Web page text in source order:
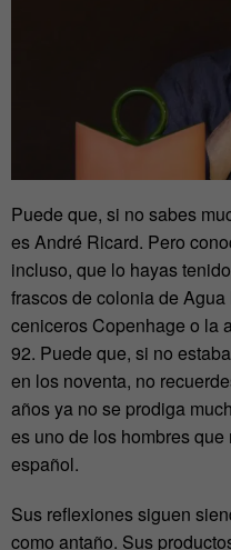
Puede que, si no sabes
es André Ricard. Pero
incluso, que lo hayas
frascos de colonia de
ceniceros Copenhage o la
92. Puede que, si no
en los noventa, no
años ya no se prodiga
es uno de los hombres
español.
Sus reflexiones siguen
como antaño. Sus